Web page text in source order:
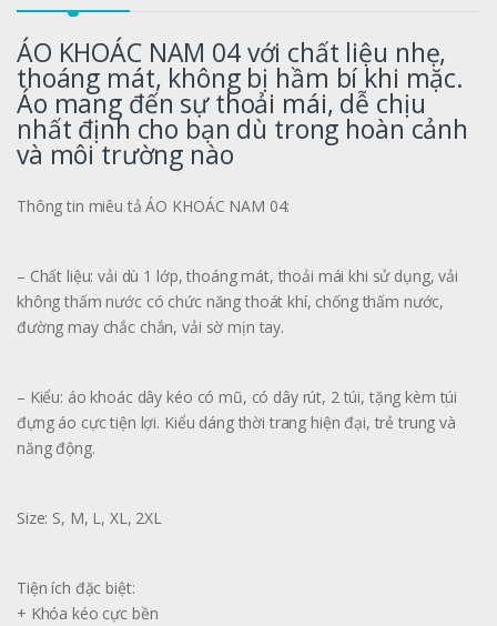
ÁO KHOÁC NAM 04 với chất liệu nhẹ,
thoáng mát, không bị hầm bí khi mặc.
Áo mang đến sự thoải mái, dễ chịu
nhất định cho bạn dù trong hoàn cảnh
và môi trường nào
Thông tin miêu tả ÁO KHOÁC NAM 04:
– Chất liệu: vải dù 1 lớp, thoáng mát, thoải mái khi sử dụng, vải
không thấm nước có chức năng thoát khí, chống thấm nước,
đường may chắc chắn, vải sờ mịn tay.
– Kiểu: áo khoác dây kéo có mũ, có dây rút, 2 túi, tặng kèm túi
đựng áo cực tiện lợi. Kiểu dáng thời trang hiện đại, trẻ trung và
năng động.
Size: S, M, L, XL, 2XL
Tiện ích đặc biệt:
+ Khóa kéo cực bền